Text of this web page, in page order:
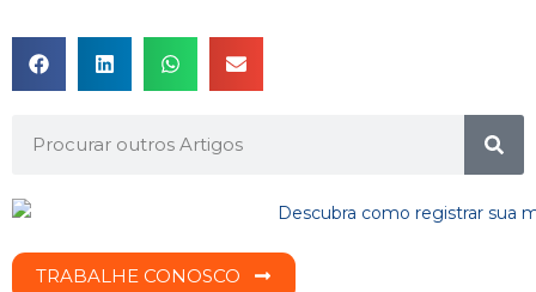
TRABALHE CONOSCO